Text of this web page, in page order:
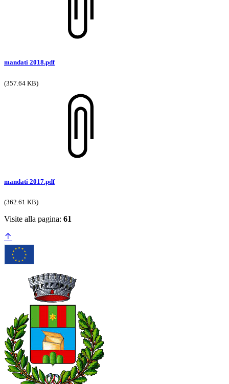
mandati 2018.pdf
(357.64 KB)
mandati 2017.pdf
(362.61 KB)
Visite alla pagina: 61